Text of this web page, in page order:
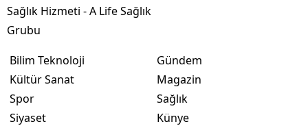
Sağlık Hizmeti - A Life Sağlık
Grubu
Bilim Teknoloji
Kültür Sanat
Spor
Siyaset
Gündem
Magazin
Sağlık
Künye